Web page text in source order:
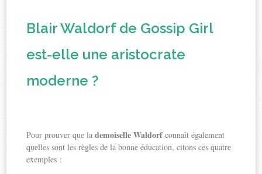
Blair Waldorf de Gossip Girl
est-elle une aristocrate
moderne ?
Pour prouver que lademoiselle Waldorfconnaît également
quelles sont les règles de la bonne éducation, citons ces quatre
exemples :